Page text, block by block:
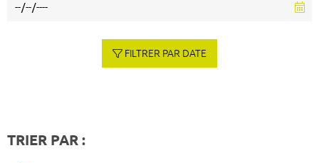
FILTRER PAR DATE
TRIER PAR :